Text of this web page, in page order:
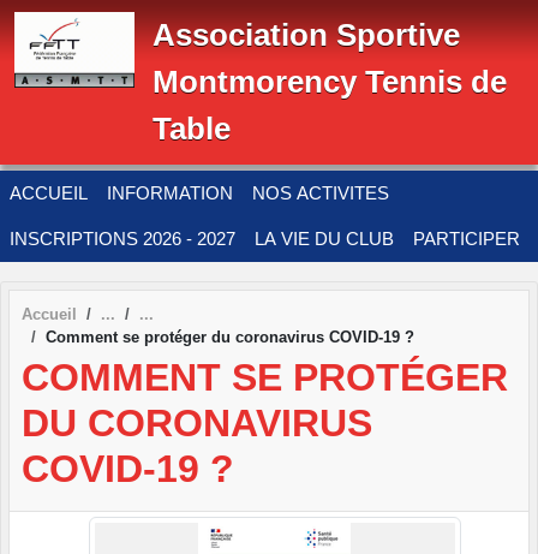
Association Sportive
Montmorency Tennis de
Table
ACCUEIL INFORMATION NOS ACTIVITES
INSCRIPTIONS 2026 - 2027 LA VIE DU CLUB PARTICIPER
Accueil
Comment se protéger du coronavirus COVID-19 ?
COMMENT SE PROTÉGER
DU CORONAVIRUS
COVID-19 ?
Panneau de gestion des cookies